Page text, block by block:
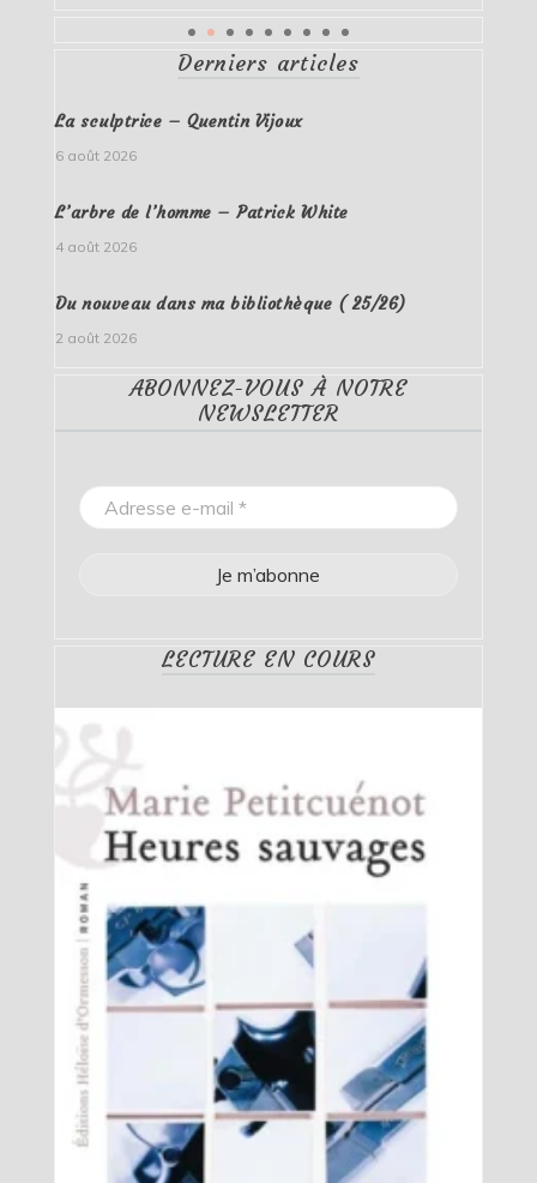
Derniers articles
La sculptrice – Quentin Vijoux
6 août 2026
L’arbre de l’homme – Patrick White
4 août 2026
Du nouveau dans ma bibliothèque ( 25/26)
2 août 2026
ABONNEZ-VOUS À NOTRE
NEWSLETTER
LECTURE EN COURS